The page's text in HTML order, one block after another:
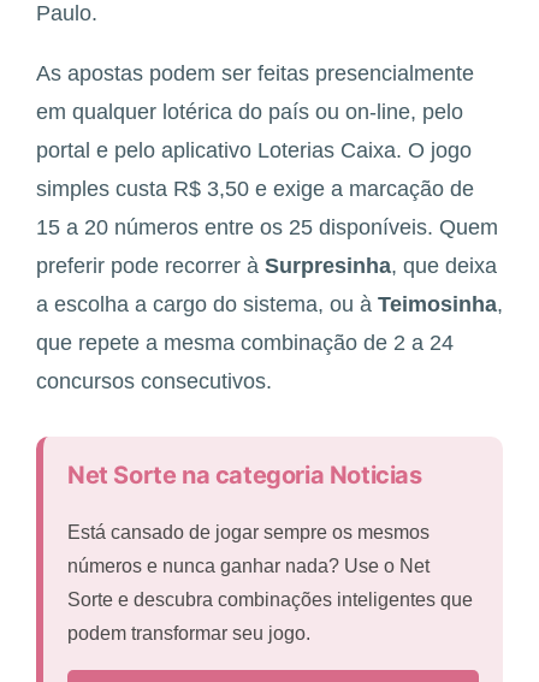
Paulo.
As apostas podem ser feitas presencialmente
em qualquer lotérica do país ou on-line, pelo
portal e pelo aplicativo Loterias Caixa. O jogo
simples custa R$ 3,50 e exige a marcação de
15 a 20 números entre os 25 disponíveis. Quem
preferir pode recorrer à Surpresinha, que deixa
a escolha a cargo do sistema, ou à Teimosinha,
que repete a mesma combinação de 2 a 24
concursos consecutivos.
Net Sorte na categoria Noticias
Está cansado de jogar sempre os mesmos
números e nunca ganhar nada? Use o Net
Sorte e descubra combinações inteligentes que
podem transformar seu jogo.